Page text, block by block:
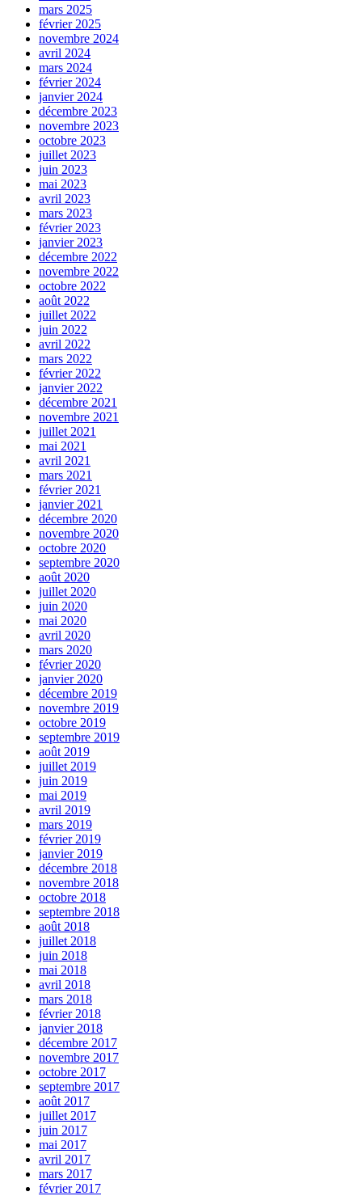
mars 2025
février 2025
novembre 2024
avril 2024
mars 2024
février 2024
janvier 2024
décembre 2023
novembre 2023
octobre 2023
juillet 2023
juin 2023
mai 2023
avril 2023
mars 2023
février 2023
janvier 2023
décembre 2022
novembre 2022
octobre 2022
août 2022
juillet 2022
juin 2022
avril 2022
mars 2022
février 2022
janvier 2022
décembre 2021
novembre 2021
juillet 2021
mai 2021
avril 2021
mars 2021
février 2021
janvier 2021
décembre 2020
novembre 2020
octobre 2020
septembre 2020
août 2020
juillet 2020
juin 2020
mai 2020
avril 2020
mars 2020
février 2020
janvier 2020
décembre 2019
novembre 2019
octobre 2019
septembre 2019
août 2019
juillet 2019
juin 2019
mai 2019
avril 2019
mars 2019
février 2019
janvier 2019
décembre 2018
novembre 2018
octobre 2018
septembre 2018
août 2018
juillet 2018
juin 2018
mai 2018
avril 2018
mars 2018
février 2018
janvier 2018
décembre 2017
novembre 2017
octobre 2017
septembre 2017
août 2017
juillet 2017
juin 2017
mai 2017
avril 2017
mars 2017
février 2017